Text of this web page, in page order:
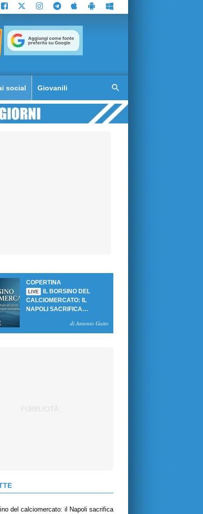
social Giovanili
COPERTINA
LIVE
IL BORSINO DEL
CALCIOMERCATO: IL
NAPOLI SACRIFICA
SBLOCCANO ARRIVIdi Antonio Gaito
del calciomercato: il Napoli sacrifica